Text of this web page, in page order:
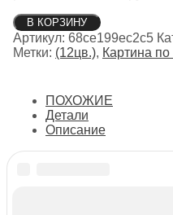
Количество
товара
Мордочка
В КОРЗИНУ
Артикул: 68ce199ec2c5
Метки: (12цв.), Картина
ПОХОЖИЕ
Детали
Описание